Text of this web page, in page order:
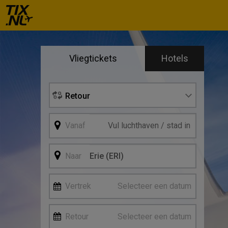
Vliegtickets Hotels
Retour
Vanaf
Naar
Vertrek Selecteer een datum
Retour Selecteer een datum